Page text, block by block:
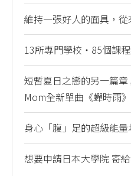
維持一張好人的面具，從
13所專門學校・85個課
短暫夏日之戀的另一篇
Mom全新單曲《蟬時雨
身心「腹」足的超級
想要申請日本大學院 寄